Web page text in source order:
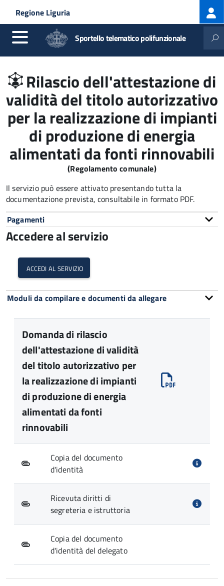
Salta al contenuto principale
Skip to site navigation
Regione Liguria
Sportello telematico polifunzionale
Rilascio dell'attestazione di
validità del titolo autorizzativo
per la realizzazione di impianti
di produzione di energia
alimentati da fonti rinnovabili
(Regolamento comunale)
Il servizio può essere attivato presentando tutta la
documentazione prevista, consultabile in formato PDF.
Pagamenti
Accedere al servizio
accedi al servizio
Moduli da compilare e documenti da allegare
Domanda di rilascio
dell'attestazione di validità
del titolo autorizzativo per
la realizzazione di impianti
di produzione di energia
alimentati da fonti
rinnovabili
Copia del documento
d'identità
Ricevuta diritti di
segreteria e istruttoria
Copia del documento
d'identità del delegato